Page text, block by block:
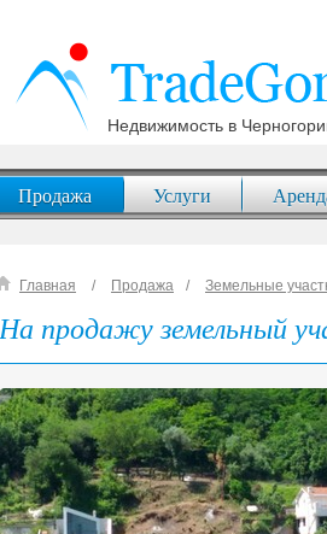
Недвижимость в
Продажа Услуги
Главная Продажа Земельные
На продажу земельный